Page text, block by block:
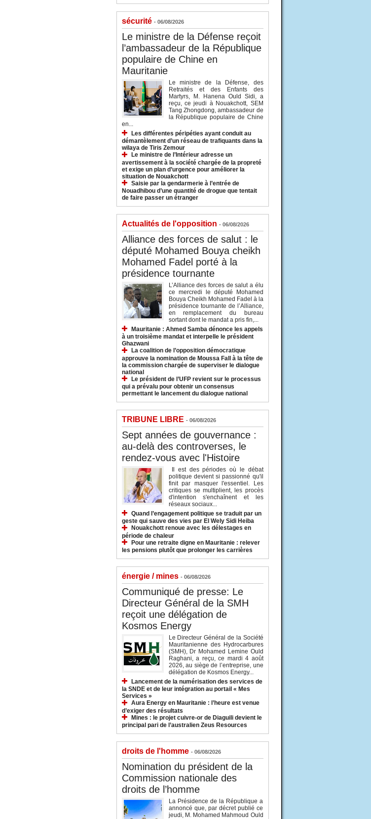
sécurité - 06/08/2026
Le ministre de la Défense reçoit
l’ambassadeur de la République
populaire de Chine en
Mauritanie
Le ministre de la Défense, des
Retraités et des Enfants des
Martyrs, M. Hanena Ould Sidi, a
reçu, ce jeudi à Nouakchott, SEM
Tang Zhongdong, ambassadeur de
la République populaire de Chine
en...
Les différentes péripéties ayant conduit au
démantèlement d’un réseau de trafiquants dans la
wilaya de Tiris Zemour
Le ministre de l’Intérieur adresse un
avertissement à la société chargée de la propreté
et exige un plan d’urgence pour améliorer la
situation de Nouakchott
Saisie par la gendarmerie à l’entrée de
Nouadhibou d’une quantité de drogue que tentait
de faire passer un étranger
Actualités de l'opposition - 06/08/2026
Alliance des forces de salut : le
député Mohamed Bouya cheikh
Mohamed Fadel porté à la
présidence tournante
L’Alliance des forces de salut a élu
ce mercredi le député Mohamed
Bouya Cheikh Mohamed Fadel à la
présidence tournante de l’Alliance,
en remplacement du bureau
sortant dont le mandat a pris fin,...
Mauritanie : Ahmed Samba dénonce les appels
à un troisième mandat et interpelle le président
Ghazwani
La coalition de l’opposition démocratique
approuve la nomination de Moussa Fall à la tête de
la commission chargée de superviser le dialogue
national
Le président de l’UFP revient sur le processus
qui a prévalu pour obtenir un consensus
permettant le lancement du dialogue national
TRIBUNE LIBRE - 06/08/2026
Sept années de gouvernance :
au-delà des controverses, le
rendez-vous avec l'Histoire
Il est des périodes où le débat
politique devient si passionné qu'il
finit par masquer l'essentiel. Les
critiques se multiplient, les procès
d'intention s'enchaînent et les
réseaux sociaux...
Quand l’engagement politique se traduit par un
geste qui sauve des vies par El Wely Sidi Heiba
Nouakchott renoue avec les délestages en
période de chaleur
Pour une retraite digne en Mauritanie : relever
les pensions plutôt que prolonger les carrières
énergie / mines - 06/08/2026
Communiqué de presse: Le
Directeur Général de la SMH
reçoit une délégation de
Kosmos Energy
Le Directeur Général de la Société
Mauritanienne des Hydrocarbures
(SMH), Dr Mohamed Lemine Ould
Raghani, a reçu, ce mardi 4 août
2026, au siège de l’entreprise, une
délégation de Kosmos Energy...
Lancement de la numérisation des services de
la SNDE et de leur intégration au portail « Mes
Services »
Aura Energy en Mauritanie : l’heure est venue
d’exiger des résultats
Mines : le projet cuivre-or de Diaguili devient le
principal pari de l’australien Zeus Resources
droits de l'homme - 06/08/2026
Nomination du président de la
Commission nationale des
droits de l’homme
La Présidence de la République a
annoncé que, par décret publié ce
jeudi, M. Mohamed Mahmoud Ould